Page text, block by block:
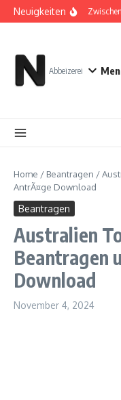
Zum Inhalt springen
Neuigkeiten
Abbeizerei
Home / Beantragen /
AntrÃ¤ge Download
Beantragen
Australien
Beantragen
Download
November 4, 2024